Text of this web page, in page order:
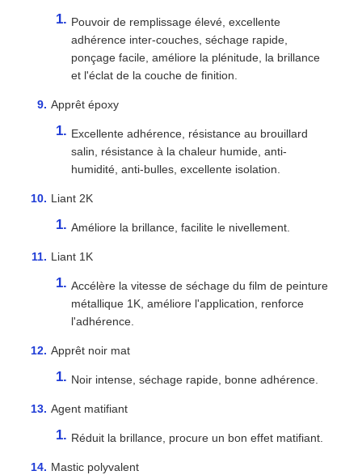
Pouvoir de remplissage élevé, excellente
adhérence inter-couches, séchage rapide,
ponçage facile, améliore la plénitude, la brillance
et l'éclat de la couche de finition.
Apprêt époxy
Excellente adhérence, résistance au brouillard
salin, résistance à la chaleur humide, anti-
humidité, anti-bulles, excellente isolation.
Liant 2K
Améliore la brillance, facilite le nivellement.
Liant 1K
Accélère la vitesse de séchage du film de peinture
métallique 1K, améliore l'application, renforce
l'adhérence.
Apprêt noir mat
Noir intense, séchage rapide, bonne adhérence.
Agent matifiant
Réduit la brillance, procure un bon effet matifiant.
Mastic polyvalent